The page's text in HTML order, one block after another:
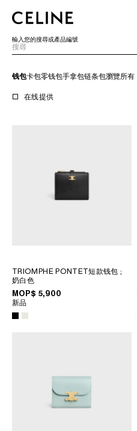
SKIP TO FOOTER CONTENT
跳至主導覽
輸入您的搜尋或產品編號
钱包卡包零钱包手拿包链条包瀏覽所有
在线提供
TRIOMPHE PONTET短款钱包;
奶白色
MOP$ 5,900
新品
歐洲
澳門特別行政區
菲律賓
南韓
印度
巴基斯坦